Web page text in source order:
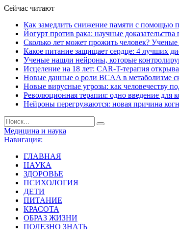
Сейчас читают
Как замедлить снижение памяти с помощью
Йогурт против рака: научные
Сколько лет может прожить человек?
Какое питание защищает сердце: 4 лучших
Ученые нашли нейроны, которые
Исцеление на 18 лет: CAR-T-терапия
Новые данные о роли BCAA в метаболизме
Новые вирусные угрозы: как человечеству
Революционная терапия: одно введение для
Нейроны перегружаются: новая причина
Медицина и наука
Навигация:
ГЛАВНАЯ
НАУКА
ЗДОРОВЬЕ
ПСИХОЛОГИЯ
ДЕТИ
ПИТАНИЕ
КРАСОТА
ОБРАЗ ЖИЗНИ
ПОЛЕЗНО ЗНАТЬ